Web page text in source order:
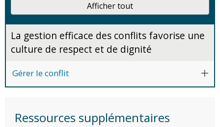
Afficher tout
La gestion efficace des conflits favorise une
culture de respect et de dignité
Gérer le conflit
Ressources supplémentaires